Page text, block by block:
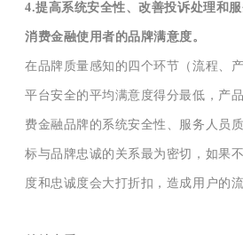
4.提高系统安全性、改善投诉处理和
消费金融使用者的品牌满意度。
在品牌质量感知的四个环节（流程、
平台安全的平均满意度得分最低，产
费金融品牌的系统安全性、服务人员
标与品牌忠诚的关系最为密切，如果
度和忠诚度会大打折扣，造成用户的流